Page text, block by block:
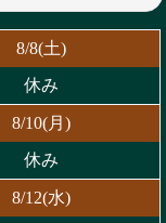
8/8(土)
休み
8/10(月)
休み
8/12(水)